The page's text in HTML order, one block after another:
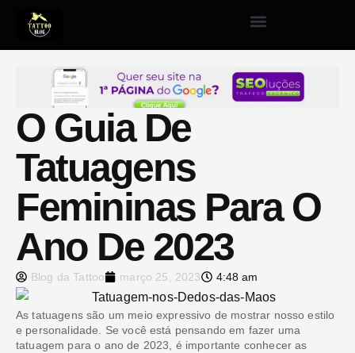
O Guia De
Tatuagens
Femininas Para O
Ano De 2023
Blog da Tattoo março 25, 2023 4:48 am
As tatuagens são um meio expressivo de mostrar nosso estilo
e personalidade. Se você está pensando em fazer uma
tatuagem para o ano de 2023, é importante conhecer as